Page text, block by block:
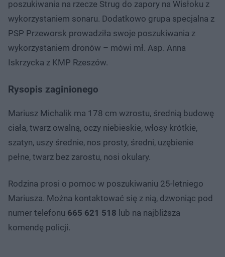
poszukiwania na rzecze Strug do zapory na Wisłoku z
wykorzystaniem sonaru. Dodatkowo grupa specjalna z
PSP Przeworsk prowadziła swoje poszukiwania z
wykorzystaniem dronów – mówi mł. Asp. Anna
Iskrzycka z KMP Rzeszów.
Rysopis zaginionego
Mariusz Michalik ma 178 cm wzrostu, średnią budowę
ciała, twarz owalną, oczy niebieskie, włosy krótkie,
szatyn, uszy średnie, nos prosty, średni, uzębienie
pełne, twarz bez zarostu, nosi okulary.
Rodzina prosi o pomoc w poszukiwaniu 25-letniego
Mariusza. Można kontaktować się z nią, dzwoniąc pod
numer telefonu 665 621 518 lub na najbliższa
komendę policji.